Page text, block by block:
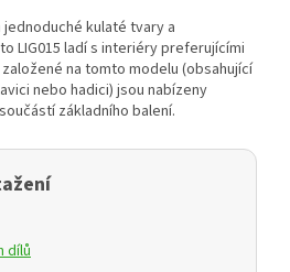
jednoduché kulaté tvary a
LIG015 ladí s interiéry preferujícími
na tomto modelu (obsahující
nebo hadici) jsou nabízeny
základního balení.
dílů